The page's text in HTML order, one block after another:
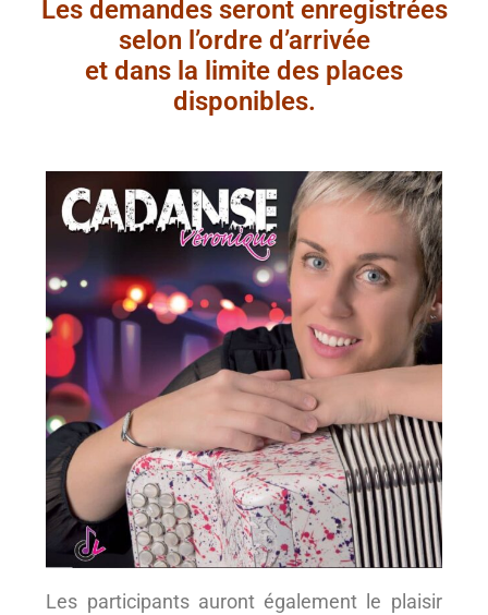
Les demandes seront enregistrées
selon l’ordre d’arrivée
et dans la limite des places
disponibles.
Les participants auront également le plaisir